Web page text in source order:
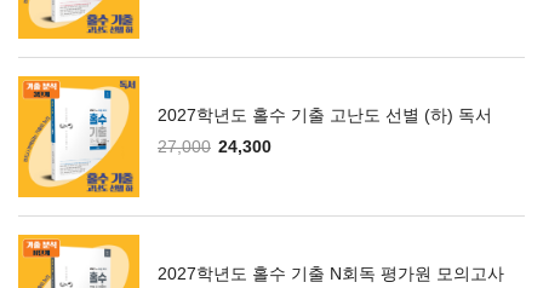
2027학년도 홀수 기출 고난도 선별 (하) 독서
27,000 24,300
2027학년도 홀수 기출 N회독 평가원 모의고사